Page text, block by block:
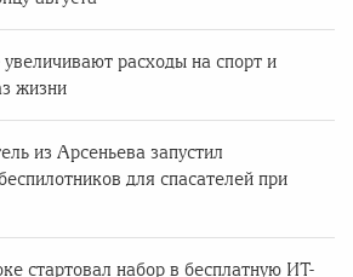
расходы на спорт и
жизни
из Арсеньева запустил
для спасателей при
стартовал набор в бесплатную ИТ-